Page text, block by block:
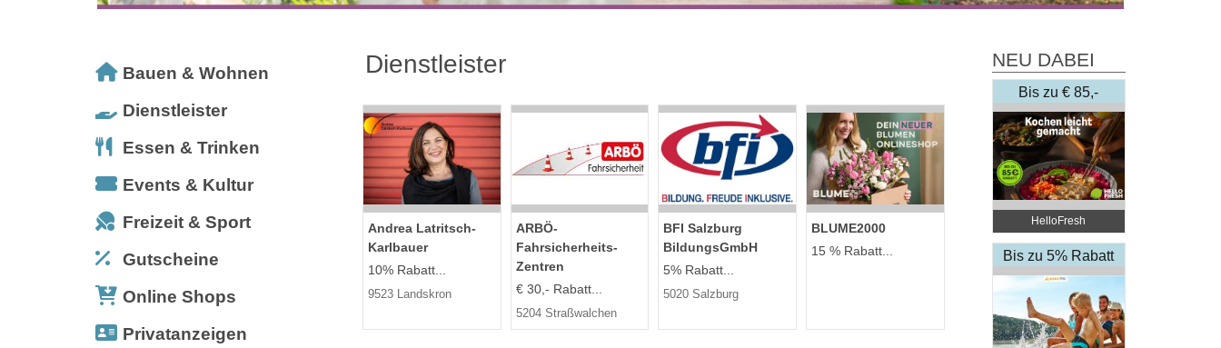
Bauen & Wohnen
Dienstleister
Essen & Trinken
Events & Kultur
Freizeit & Sport
Gutscheine
Online Shops
Privatanzeigen
Dienstleister
Andrea Latritsch-
Karlbauer
10% Rabatt...
9523 Landskron
ARBÖ-
Fahrsicherheits-
Zentren
€ 30,- Rabatt...
5204 Straßwalchen
BFI Salzburg
BildungsGmbH
5% Rabatt...
5020 Salzburg
BLUME2000
15 % Rabatt...
NEU DABEI
Bis zu € 85,-
Rabatt
HelloFresh
Bis zu 5% Rabatt